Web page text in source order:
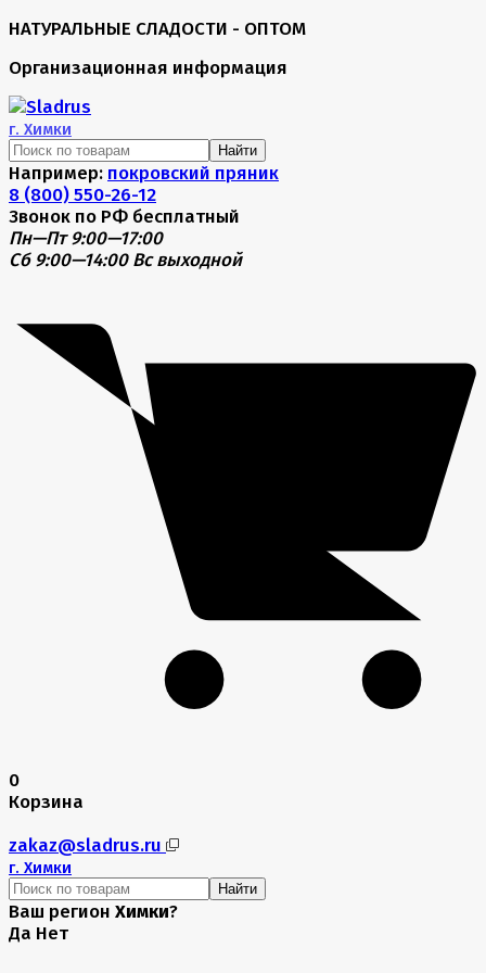
НАТУРАЛЬНЫЕ СЛАДОСТИ - ОПТОМ
Организационная информация
г. Химки
Найти
Например: покровский пряник
8 (800) 550-26-12
Звонок по РФ бесплатный
Пн—Пт 9:00—17:00
Сб 9:00—14:00 Вс выходной
0
Корзина
zakaz@sladrus.ru
г. Химки
Найти
Ваш регион Химки?
Да Нет